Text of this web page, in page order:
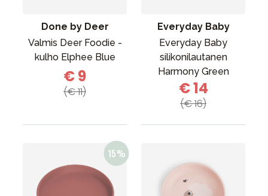
Done by Deer
Valmis Deer Foodie -
kulho Elphee Blue
€ 9
(€ 11)
Everyday Baby
Everyday Baby
silikonilautanen
Harmony Green
€ 14
(€ 16)